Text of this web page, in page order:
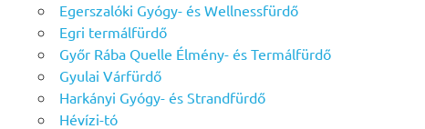
Egerszalóki Gyógy- és Wellnessfürdő
Egri termálfürdő
Győr Rába Quelle Élmény- és Termálfürdő
Gyulai Várfürdő
Harkányi Gyógy- és Strandfürdő
Hévízi-tó